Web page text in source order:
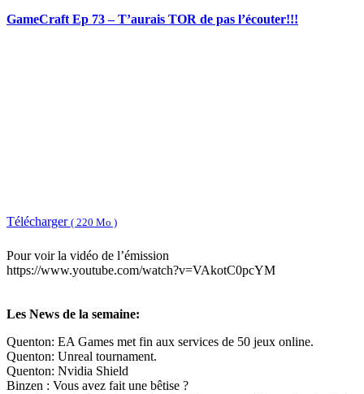
GameCraft Ep 73 – T’aurais TOR de pas l’écouter!!!
Télécharger ( 220 Mo )
Pour voir la vidéo de l’émission
https://www.youtube.com/watch?v=VAkotC0pcYM
Les News de la semaine:
Quenton: EA Games met fin aux services de 50 jeux online.
Quenton: Unreal tournament.
Quenton: Nvidia Shield
Binzen : Vous avez fait une bêtise ?